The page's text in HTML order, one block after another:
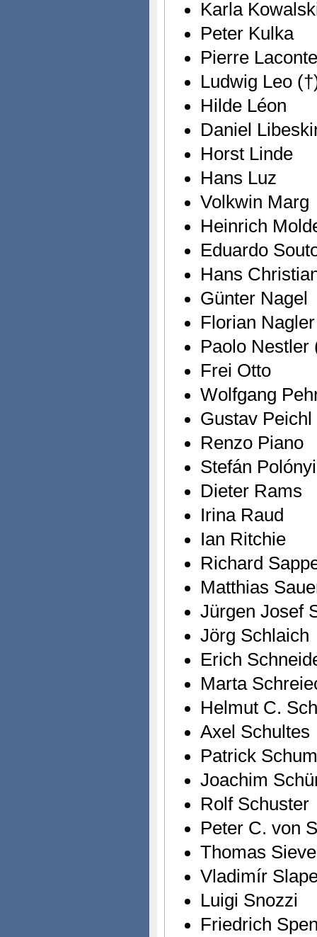
Karla
Peter Kulka
Pierre Laconte
Ludwig Leo
Hilde Léon
Daniel
Horst Linde
Hans Luz
Volkwin Marg
Heinrich
Eduardo
Hans
Günter Nagel
Florian Nagler
Paolo Nestler
Frei Otto
Wolfgang
Gustav Peichl
Renzo Piano
Stefán Polónyi
Dieter Rams
Irina Raud
Ian Ritchie
Richard
Matthias
Jürgen Josef
Jörg Schlaich
Erich
Marta
Helmut C.
Axel Schultes
Patrick
Joachim
Rolf Schuster
Peter C. von
Thomas
Vladimír
Luigi Snozzi
Friedrich